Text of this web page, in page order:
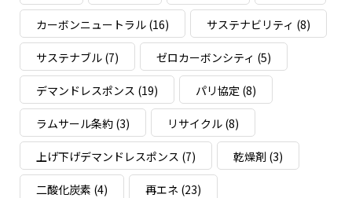
カーボンニュートラル(16) サステナビリティ (8)
サステナブル(7) ゼロカーボンシティ (5)
デマンドレスポンス (19) パリ協定 (8)
ラムサール条約(3) リサイクル(8)
上げ下げデマンドレスポンス (7) 乾燥剤 (3)
二酸化炭素 (4) 再エネ (23)